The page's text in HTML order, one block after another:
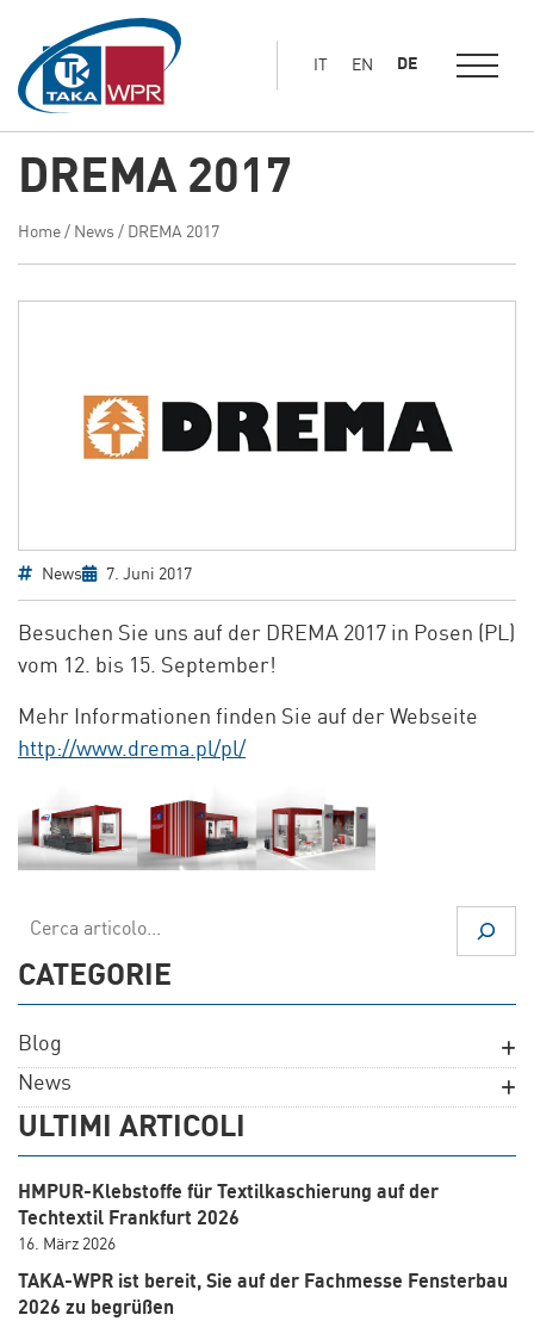
springen
IT EN DE
DREMA 2017
Home / News / DREMA 2017
News 7. Juni 2017
Besuchen Sie uns auf der DREMA 2017 in Posen (PL)
vom 12. bis 15. September!
Mehr Informationen finden Sie auf der Webseite
http://www.drema.pl/pl/
Suchen
CATEGORIE
Blog
News
ULTIMI ARTICOLI
HMPUR-Klebstoffe für Textilkaschierung auf der
Techtextil Frankfurt 2026
16. März 2026
TAKA-WPR ist bereit, Sie auf der Fachmesse Fensterbau
2026 zu begrüßen